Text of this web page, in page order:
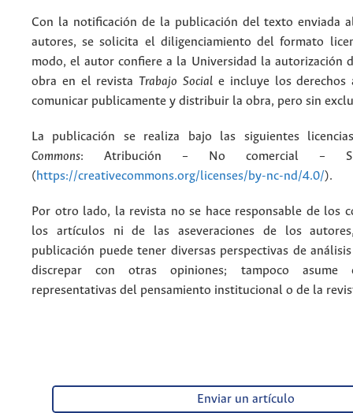
Con la notificación de la publicación del texto enviada
autores, se solicita el diligenciamiento del formato
modo, el autor confiere a la Universidad la autorización
obra en el revistaTrabajo Social e incluye los derechos
comunicar publicamente y distribuir la obra, pero sin
La publicación se realiza bajo las siguientes
Commons: Atribución – No comercial –
(https://creativecommons.org/licenses/by-nc-nd/4.0/).
Por otro lado, la revista no se hace responsable de los
los artículos ni de las aseveraciones de los
publicación puede tener diversas perspectivas de
discrepar con otras opiniones; tampoco asume
representativas del pensamiento institucional o de la
Enviar un artículo